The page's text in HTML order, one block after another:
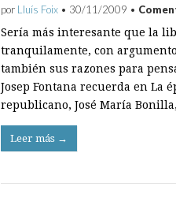
por Lluís Foix • 30/11/2009 •
Sería más interesante que la
tranquilamente, con
también sus razones para
Josep Fontana recuerda en La
republicano, José María
Leer más →